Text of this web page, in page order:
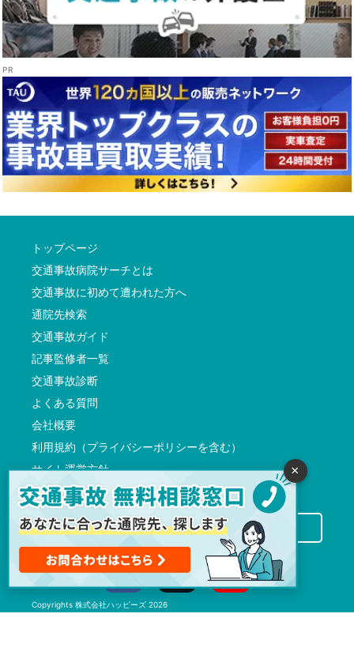
トップページ
交通事故病院サーチとは
交通事故に初めて遭われた方へ
通院先検索
交通事故ガイド
記事監修者一覧
交通事故診断
よくある質問
会社概要
利用規約（プライバシーポリシーを含む）
サイト運営方針
反社会的勢力に対する基本方針
交通事故病院サーチに掲載希望の先生方へ
Copyrights 株式会社ハッピーズ 2026
×